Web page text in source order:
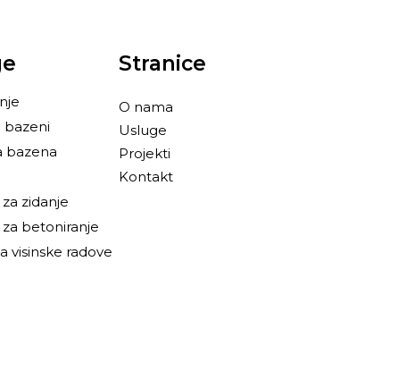
bazeni
bazena
zidanje
betoniranje
visinske radove
Stranice
O nama
Usluge
Projekti
Kontakt